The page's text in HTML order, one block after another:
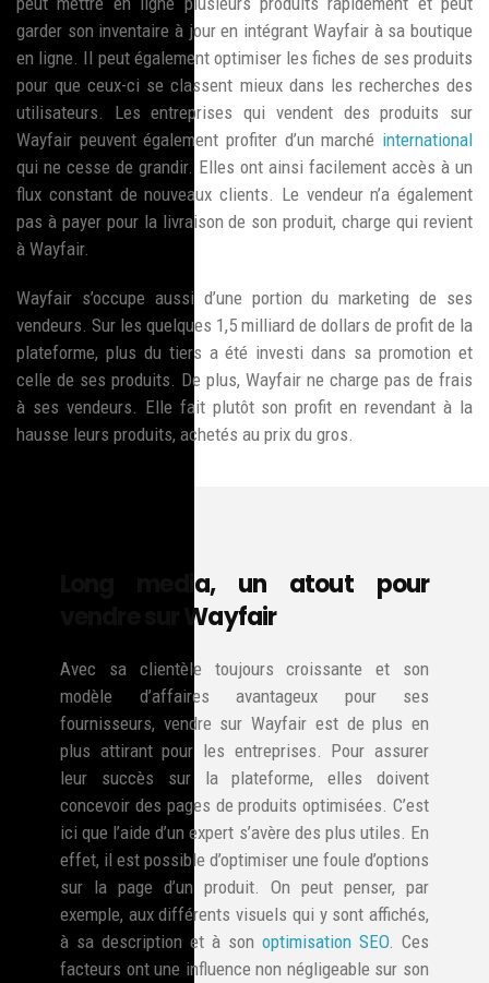
garder son inventaire à jour en intégrant Wayfair à sa boutique
en ligne. Il peut également optimiser les fiches de ses produits
pour que ceux-ci se classent mieux dans les recherches des
utilisateurs. Les entreprises qui vendent des produits sur
Wayfair peuvent également profiter d’un marché international
qui ne cesse de grandir. Elles ont ainsi facilement accès à un
flux constant de nouveaux clients. Le vendeur n’a également
pas à payer pour la livraison de son produit, charge qui revient
à Wayfair.
Wayfair s’occupe aussi d’une portion du marketing de ses
vendeurs. Sur les quelques 1,5 milliard de dollars de profit de la
plateforme, plus du tiers a été investi dans sa promotion et
celle de ses produits. De plus, Wayfair ne charge pas de frais
à ses vendeurs. Elle fait plutôt son profit en revendant à la
hausse leurs produits, achetés au prix du gros.
Long media, un atout pour
vendre sur Wayfair
Avec sa clientèle toujours croissante et son
modèle d’affaires avantageux pour ses
fournisseurs, vendre sur Wayfair est de plus en
plus attirant pour les entreprises. Pour assurer
leur succès sur la plateforme, elles doivent
concevoir des pages de produits optimisées. C’est
ici que l’aide d’un expert s’avère des plus utiles. En
effet, il est possible d’optimiser une foule d’options
sur la page d’un produit. On peut penser, par
exemple, aux différents visuels qui y sont affichés,
à sa description et à son optimisation SEO. Ces
facteurs ont une influence non négligeable sur son